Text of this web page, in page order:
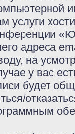
услуги
адреса
на
у вас
будет